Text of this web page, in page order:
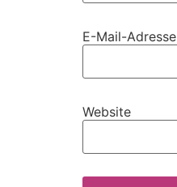
E-Mail-Adresse
Website